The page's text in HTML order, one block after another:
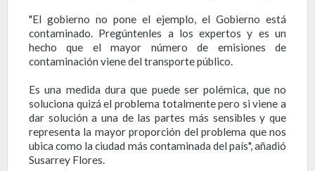
"El gobierno no pone el ejemplo, el Gobierno está
contaminado. Pregúntenles a los expertos y es un
hecho que el mayor número de emisiones de
contaminación viene del transporte público.
Es una medida dura que puede ser polémica, que no
soluciona quizá el problema totalmente pero si viene a
dar solución a una de las partes más sensibles y que
representa la mayor proporción del problema que nos
ubica como la ciudad más contaminada del país", añadió
Susarrey Flores.